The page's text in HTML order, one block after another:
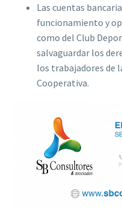
Las cuentas
funcionamiento y
como del Club
salvaguardar los
los trabajadores de
Cooperativa.